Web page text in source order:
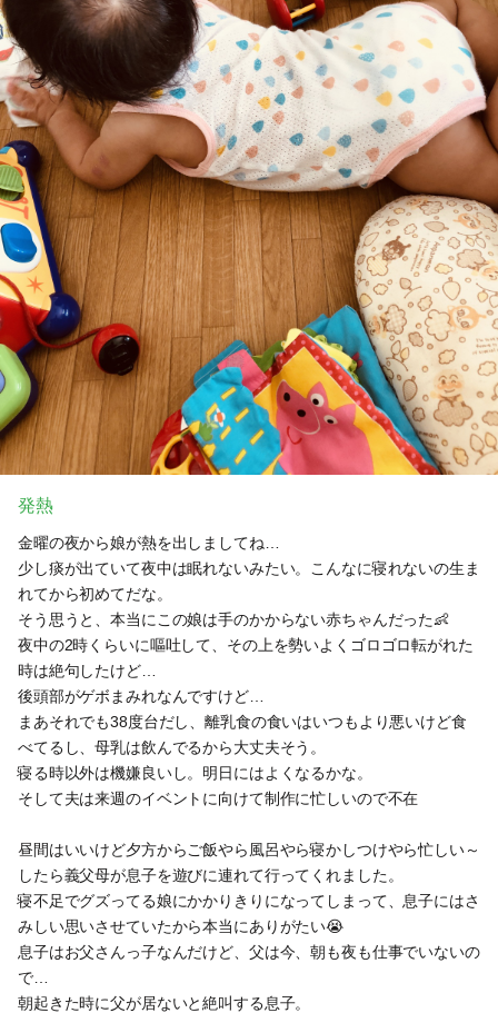
発熱
金曜の夜から娘が熱を出しましてね…
少し痰が出ていて夜中は眠れないみたい。こんなに寝れないの生ま
れてから初めてだな。
そう思うと、本当にこの娘は手のかからない赤ちゃんだった👶
夜中の2時くらいに嘔吐して、その上を勢いよくゴロゴロ転がれた
時は絶句したけど…
後頭部がゲボまみれなんですけど…
まあそれでも38度台だし、離乳食の食いはいつもより悪いけど食
べてるし、母乳は飲んでるから大丈夫そう。
寝る時以外は機嫌良いし。明日にはよくなるかな。
そして夫は来週のイベントに向けて制作に忙しいので不在
昼間はいいけど夕方からご飯やら風呂やら寝かしつけやら忙しい～
したら義父母が息子を遊びに連れて行ってくれました。
寝不足でグズってる娘にかかりきりになってしまって、息子にはさ
みしい思いさせていたから本当にありがたい😭
息子はお父さんっ子なんだけど、父は今、朝も夜も仕事でいないの
で…
朝起きた時に父が居ないと絶叫する息子。